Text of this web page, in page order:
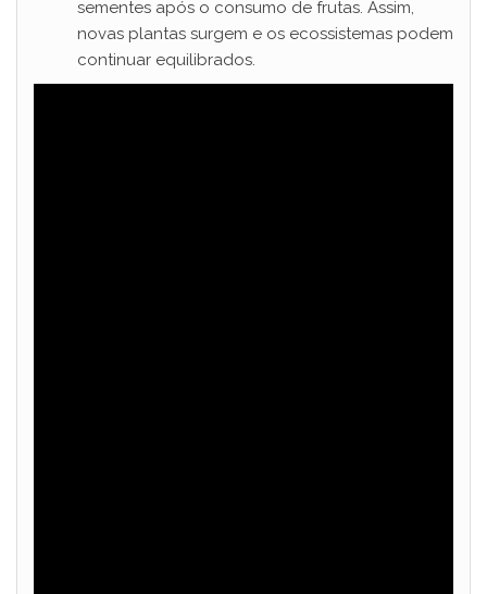
sementes após o consumo de frutas. Assim,
novas plantas surgem e os ecossistemas podem
continuar equilibrados.